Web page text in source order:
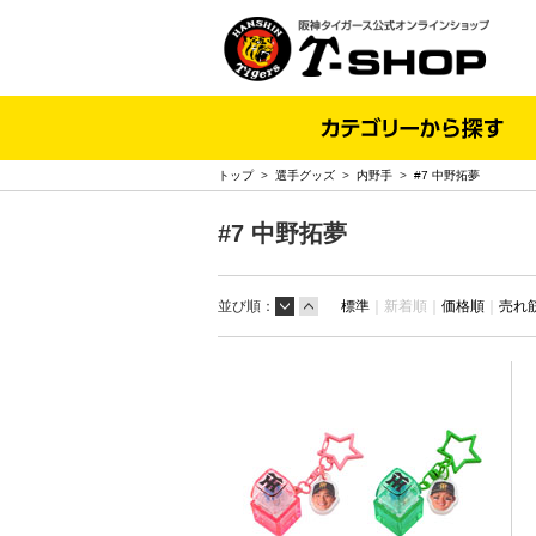
トップ> 選手グッズ > 内野手 > #7 中野拓夢
#7 中野拓夢
並び順： 標準 ｜ 新着順｜ 価格順 ｜ 売れ